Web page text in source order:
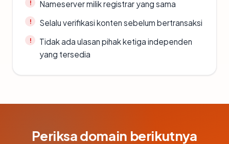
Nameserver milik registrar yang sama
Selalu verifikasi konten sebelum bertransaksi
Tidak ada ulasan pihak ketiga independen
yang tersedia
Periksa domain berikutnya